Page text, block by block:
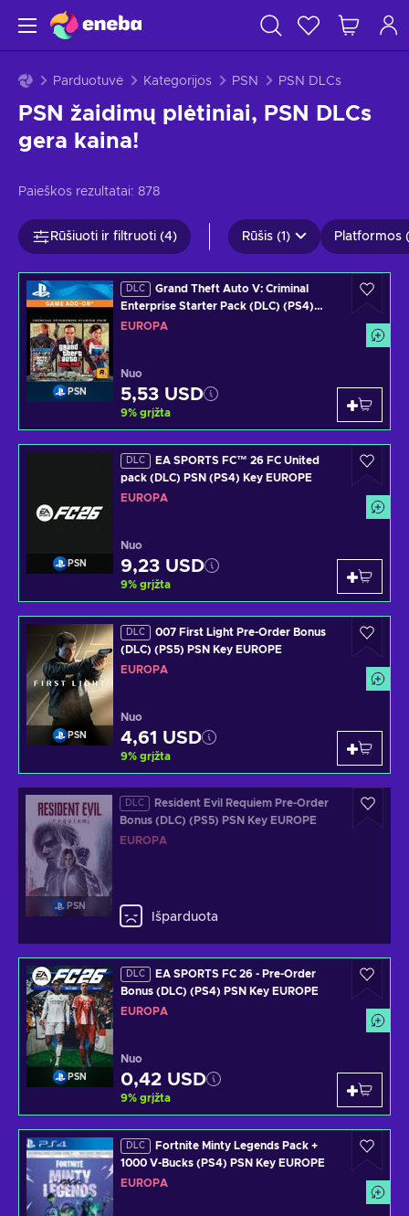
Parduotuvė Kategorijos PSN PSN DLCs
PSN žaidimų plėtiniai, PSN DLCs
gera kaina!
Paieškos rezultatai: 878
Rūšiuoti ir filtruoti (4) Rūšis (1) Platformos
PSN
DLC
Grand Theft Auto V: Criminal
Enterprise Starter Pack (DLC) (PS4)
PSN Key EUROPE
EUROPA
Nuo
5,53 USD
9% grįžta
PSN
DLC
EA SPORTS FC™ 26 FC United
pack (DLC) PSN (PS4) Key EUROPE
EUROPA
Nuo
9,23 USD
9% grįžta
PSN
DLC
007 First Light Pre-Order Bonus
(DLC) (PS5) PSN Key EUROPE
EUROPA
Nuo
4,61 USD
9% grįžta
PSN
DLC
Resident Evil Requiem Pre-Order
Bonus (DLC) (PS5) PSN Key EUROPE
EUROPA
Išparduota
PSN
DLC
EA SPORTS FC 26 - Pre-Order
Bonus (DLC) (PS4) PSN Key EUROPE
EUROPA
Nuo
0,42 USD
9% grįžta
DLC
Fortnite Minty Legends Pack +
1000 V-Bucks (PS4) PSN Key EUROPE
EUROPA